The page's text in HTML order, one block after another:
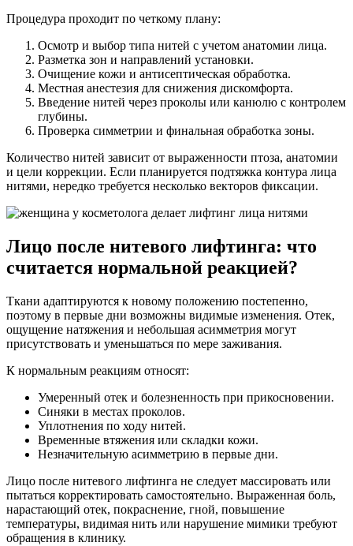
Процедура проходит по четкому плану:
Осмотр и выбор типа нитей с учетом анатомии лица.
Разметка зон и направлений установки.
Очищение кожи и антисептическая обработка.
Местная анестезия для снижения дискомфорта.
Введение нитей через проколы или канюлю с контролем
глубины.
Проверка симметрии и финальная обработка зоны.
Количество нитей зависит от выраженности птоза, анатомии
и цели коррекции. Если планируется подтяжка контура лица
нитями, нередко требуется несколько векторов фиксации.
Лицо после нитевого лифтинга: что
считается нормальной реакцией?
Ткани адаптируются к новому положению постепенно,
поэтому в первые дни возможны видимые изменения. Отек,
ощущение натяжения и небольшая асимметрия могут
присутствовать и уменьшаться по мере заживания.
К нормальным реакциям относят:
Умеренный отек и болезненность при прикосновении.
Синяки в местах проколов.
Уплотнения по ходу нитей.
Временные втяжения или складки кожи.
Незначительную асимметрию в первые дни.
Лицо после нитевого лифтинга не следует массировать или
пытаться корректировать самостоятельно. Выраженная боль,
нарастающий отек, покраснение, гной, повышение
температуры, видимая нить или нарушение мимики требуют
обращения в клинику.